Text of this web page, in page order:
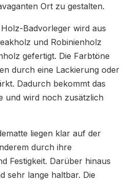
Ort zu gestalten.
Badvorleger wird aus
und Robinienholz
gefertigt. Die Farbtöne
durch eine Lackierung oder
Dadurch bekommt das
und wird noch zusätzlich
liegen klar auf der
durch ihre
Festigkeit. Darüber hinaus
sehr lange haltbar. Die